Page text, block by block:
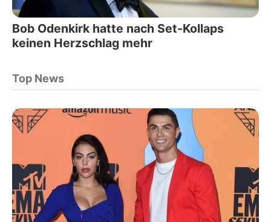
Bob Odenkirk hatte nach Set-Kollaps
keinen Herzschlag mehr
Top News